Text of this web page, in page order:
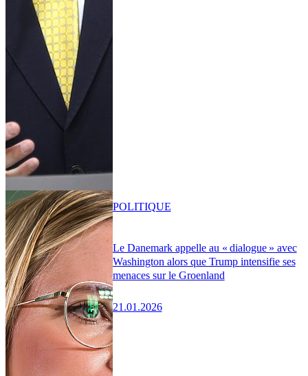
Le Danemark appelle au « dialogue » avec
Washington alors que Trump intensifie ses
menaces sur le Groenland
21.01.2026
POLITIQUE